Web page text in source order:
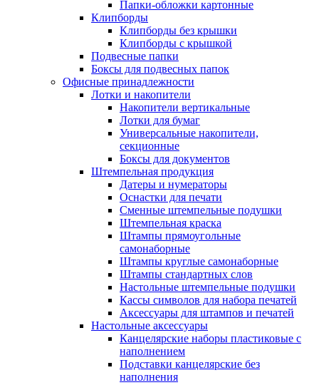
Папки-обложки картонные
Клипборды
Клипборды без крышки
Клипборды с крышкой
Подвесные папки
Боксы для подвесных папок
Офисные принадлежности
Лотки и накопители
Накопители вертикальные
Лотки для бумаг
Универсальные накопители,
секционные
Боксы для документов
Штемпельная продукция
Датеры и нумераторы
Оснастки для печати
Сменные штемпельные подушки
Штемпельная краска
Штампы прямоугольные
самонаборные
Штампы круглые самонаборные
Штампы стандартных слов
Настольные штемпельные подушки
Кассы символов для набора печатей
Аксессуары для штампов и печатей
Настольные аксессуары
Канцелярские наборы пластиковые с
наполнением
Подставки канцелярские без
наполнения